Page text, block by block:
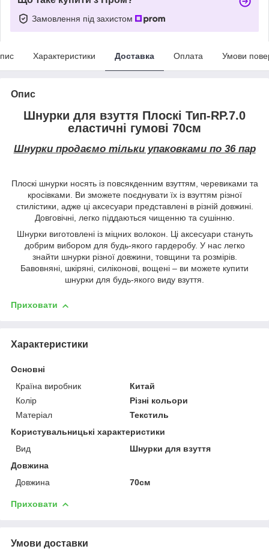
Замовлення під захистом
Характеристики Доставка Оплата Умови
Опис
Шнурки для взуття Плоскі Тип-RP.7.0
еластичні гумові 70см
Шнурки продаємо тільки упаковками по 36 пар
Плоскі шнурки носять із повсякденним взуттям, черевиками та
кросівками. Ви зможете поєднувати їх із взуттям різної
стилістики, адже ці аксесуари представлені в різній довжині.
Довговічні, легко піддаються чищенню та сушінню.
Шнурки виготовлені із міцних волокон. Ці аксесуари стануть
добрим вибором для будь-якого гардеробу. У нас легко
знайти шнурки різної довжини, товщини та розмірів.
Бавовняні, шкіряні, силіконові, вощені – ви можете купити
шнурки для будь-якого виду взуття.
Приховати
Характеристики
Основні
Країна виробник
Китай
Колір
Різні кольори
Матеріал
Текстиль
Користувальницькі характеристики
Вид
Шнурки для взуття
Довжина
Довжина
70см
Приховати
Умови доставки